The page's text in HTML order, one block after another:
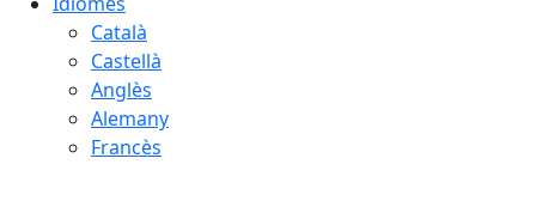
Català
Castellà
Anglès
Alemany
Francès